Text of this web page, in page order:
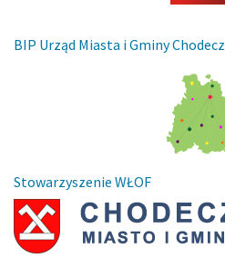
BIP Urząd Miasta i Gminy Chodecz
Stowarzyszenie WŁOF